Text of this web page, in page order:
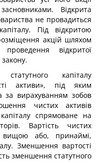
Відкрита
не провадиться
Під відкритою
акцій шляхом
відкритої
капіталу
активи», під яким
за вирахуванням зобов
чистих активів
спрямоване на
Вартість чистих
вищою або, принаймі,
3меншення вартості
зменшення статутного